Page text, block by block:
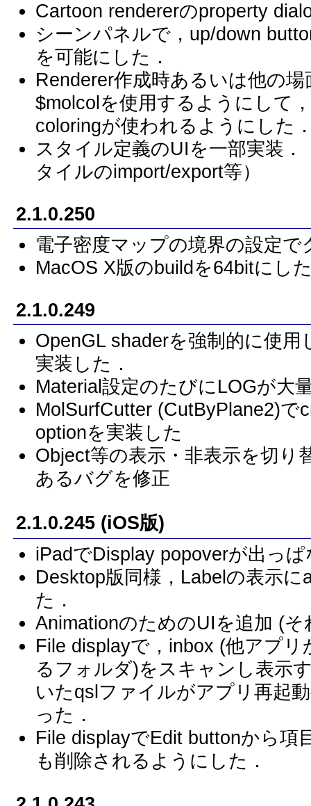
Cartoon rendererのproperty
シーンパネルで，up/down
を可能にした．
Renderer作成時あるいは他の
$molcolを使用するようにして
coloringが使われるようにした
スタイル定義のUIを一部実装
タイルのimport/export等）
2.1.0.250
電子密度マップの境界の設定
MacOS X版のbuildを64bitにし
2.1.0.249
OpenGL shaderを強制的に使
実装した．
Material設定のたびにLOGが大
MolSurfCutter (CutByPlane2)
optionを実装した
Object等の表示・非表示を切
あるバグを修正
2.1.0.245 (iOS版)
iPadでDisplay popoverが出っ
Desktop版同様，Labelの表示
た．
AnimationのためのUIを追加 (
File displayで，inbox (他アプ
るフォルダ)をスキャンし表示
いたqslファイルがアプリ再起
った．
File displayでEdit buttonから項
も削除されるようにした．